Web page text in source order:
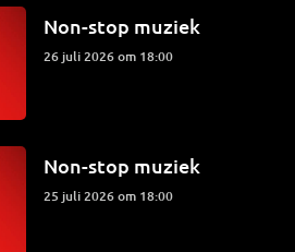
Non-stop muziek
26 juli 2026 om 18:00
Non-stop muziek
25 juli 2026 om 18:00